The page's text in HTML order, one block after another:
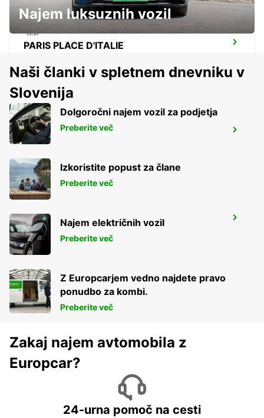
PARIS PLACE D'ITALIE
PARIS GARE DE LYON RAILWAY STATION
PARIS - FRANCE
IVRY-SUR-SEINE
IVRY SUR SEINE - FRANCE
Najem luksuznih vozil
Naši članki v spletnem dnevniku v
Slovenija
Dolgoročni najem vozil za podjetja
Preberite več
Izkoristite popust za člane
Preberite več
Najem električnih vozil
Preberite več
Z Europcarjem vedno najdete pravo
ponudbo za kombi.
Preberite več
Zakaj najem avtomobila z
Europcar?
24-urna pomoč na cesti